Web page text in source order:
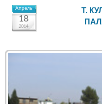
Апрель
18
2014
Т.